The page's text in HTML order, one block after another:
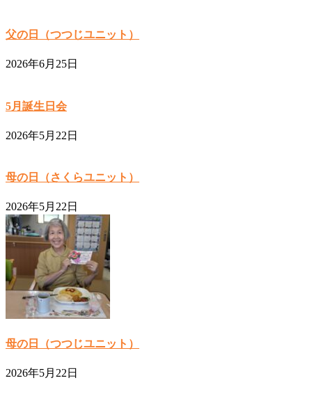
父の日（つつじユニット）
2026年6月25日
5月誕生日会
2026年5月22日
母の日（さくらユニット）
2026年5月22日
母の日（つつじユニット）
2026年5月22日